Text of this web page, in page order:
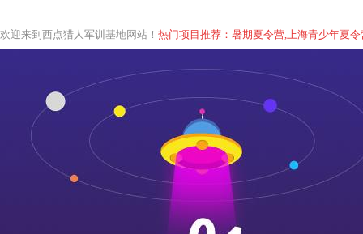
欢迎来到西点猎人军训基地网站！ 热门项目推荐：暑期夏令营,上海青少年夏令